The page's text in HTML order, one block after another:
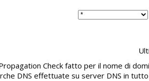
Check fatto per il nome di
DNS effettuate su server DNS in